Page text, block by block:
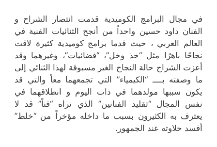
في مجال البرامج الكوميدية قدمت انتصار الشراح و
الفنان داود حسين واحداً من أنجح الثنائيات الفنية في
العالم العربي ، حيث قدما برامج كوميدية كثيرة لاقت
نجاحًا باهرًا مثل “خذ وخل”، “فضائيات”، وغيرهما وقد
أعزت الشراح حالة النجاح الغير مسبوقة لهذا الثنائي إلى
ما وصفته بــــ “الكيمياء” التي تجمعهما معاً والتي قد
يكون سببها مولدهما في ذات اليوم و انطلاقهما في
نفس المجال “تقليد الفنانين” الذي تراه “فناً” قد لا
يعترف به الكثيرون بسبب ما داخله مؤخراً من “خلط”
أفسد حلاوته عند الجمهور.